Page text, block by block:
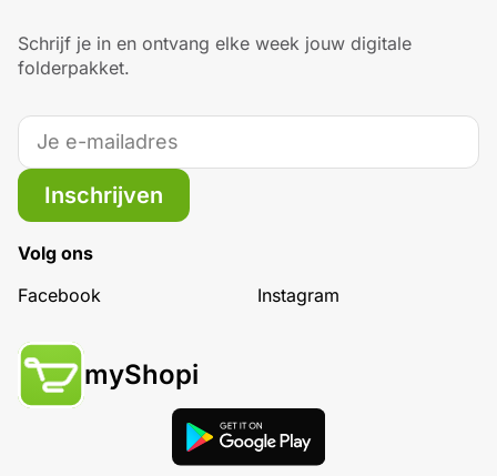
Schrijf je in en ontvang elke week jouw digitale
folderpakket.
Inschrijven
Volg ons
Facebook
Instagram
myShopi